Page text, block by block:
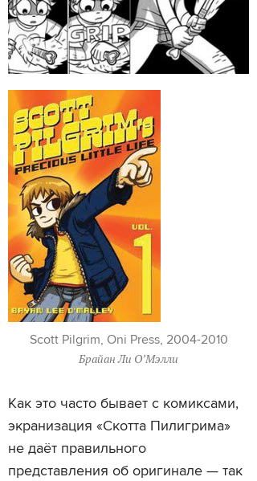
Scott Pilgrim, Oni Press, 2004-2010
Брайан Ли О’Мэлли
Как это часто бывает с комиксами,
экранизация «Скотта Пилигрима»
не даёт правильного
представления об оригинале — так